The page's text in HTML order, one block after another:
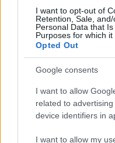
I want to opt-out of
Retention, Sale,
Personal Data that
Purposes for which it
Opted Out
Google consents
I want to allow
related to
device identifiers in
I want to allow my
Új